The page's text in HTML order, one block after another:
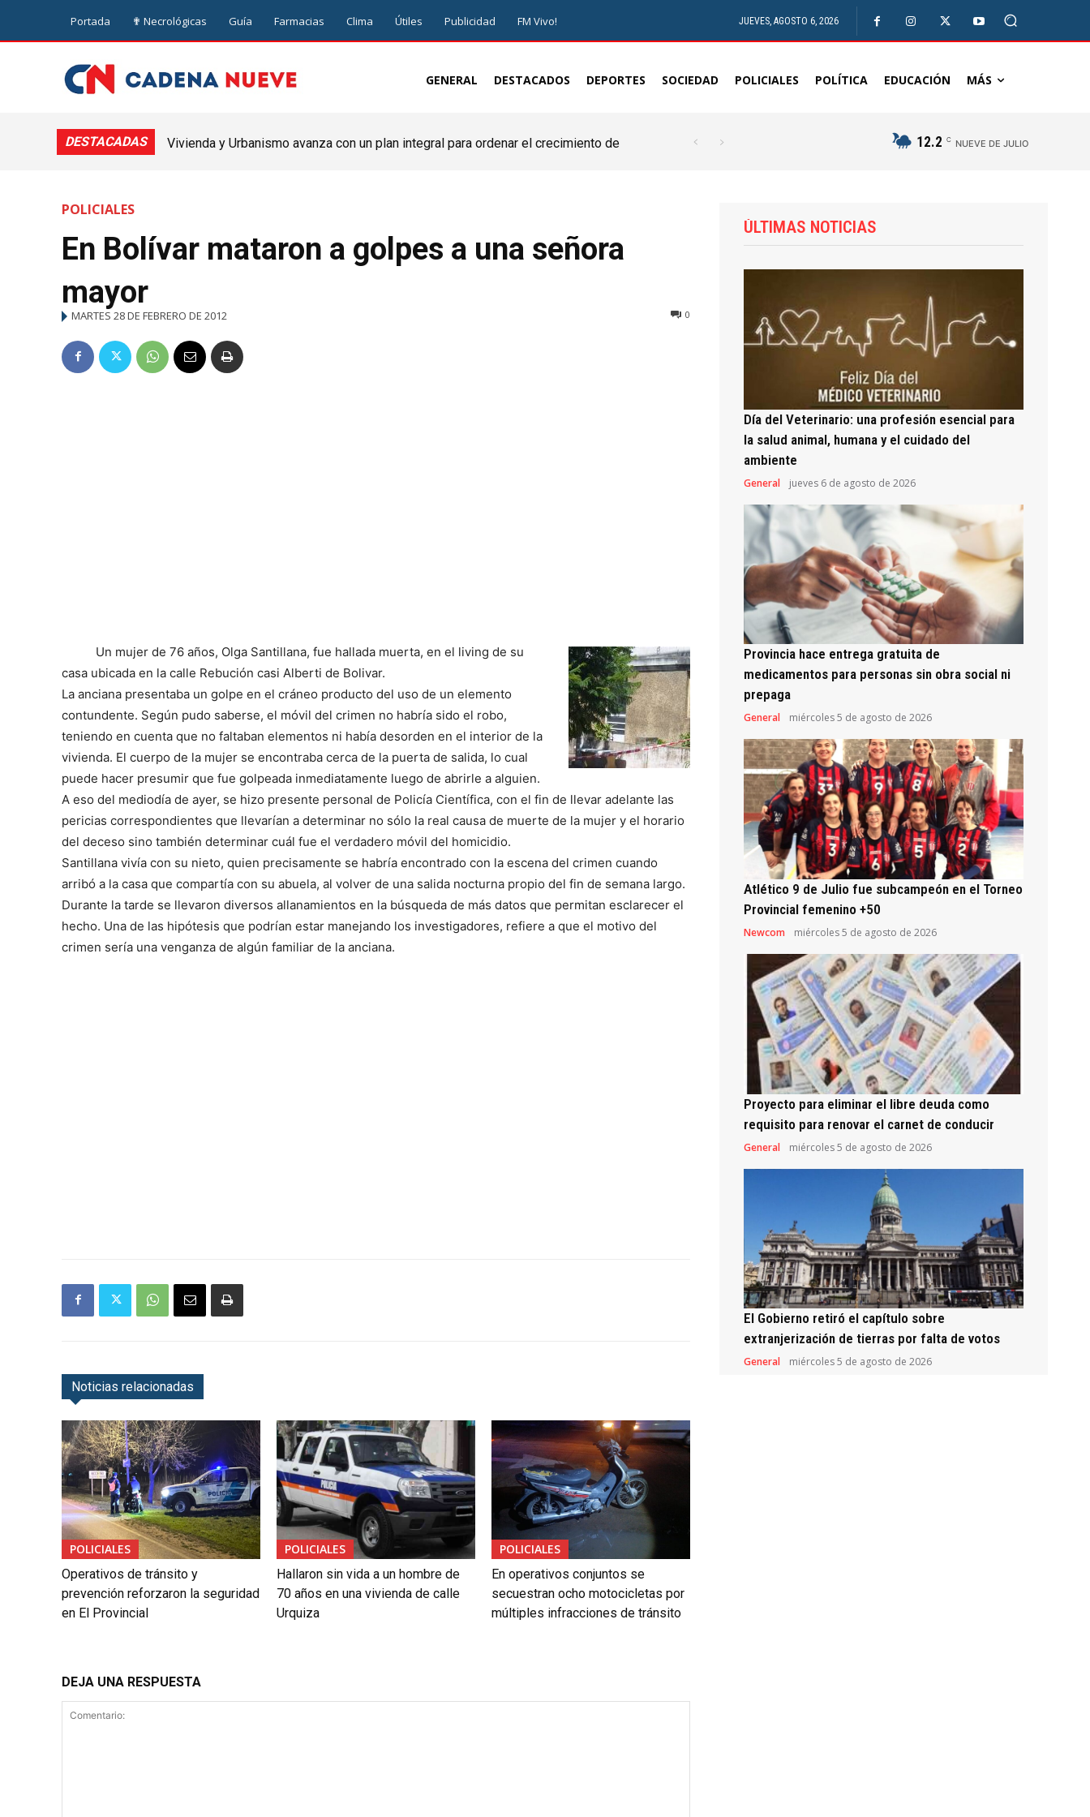
Portada ✟ Necrológicas Guía Farmacias Clima Útiles Publicidad FM Vivo! JUEVES, AGOSTO 6, 2026
GENERAL DESTACADOS DEPORTES SOCIEDAD POLICIALES POLÍTICA EDUCACIÓN MÁS
DESTACADAS
Vivienda y Urbanismo avanza con un plan integral para ordenar el crecimiento de
12.2 C NUEVE DE JULIO
POLICIALES
En Bolívar mataron a golpes a una señora
mayor
MARTES 28 DE FEBRERO DE 2012 0
Un mujer de 76 años, Olga Santillana, fue hallada muerta, en el living de su
casa ubicada en la calle Rebución casi Alberti de Bolivar.
La anciana presentaba un golpe en el cráneo producto del uso de un elemento
contundente. Según pudo saberse, el móvil del crimen no habría sido el robo,
teniendo en cuenta que no faltaban elementos ni había desorden en el interior de la
vivienda. El cuerpo de la mujer se encontraba cerca de la puerta de salida, lo cual
puede hacer presumir que fue golpeada inmediatamente luego de abrirle a alguien.
A eso del mediodía de ayer, se hizo presente personal de Policía Científica, con el fin de llevar adelante las
pericias correspondientes que llevarían a determinar no sólo la real causa de muerte de la mujer y el horario
del deceso sino también determinar cuál fue el verdadero móvil del homicidio.
Santillana vivía con su nieto, quien precisamente se habría encontrado con la escena del crimen cuando
arribó a la casa que compartía con su abuela, al volver de una salida nocturna propio del fin de semana largo.
Durante la tarde se llevaron diversos allanamientos en la búsqueda de más datos que permitan esclarecer el
hecho. Una de las hipótesis que podrían estar manejando los investigadores, refiere a que el motivo del
crimen sería una venganza de algún familiar de la anciana.
Noticias relacionadas
POLICIALES
Operativos de tránsito y
prevención reforzaron la seguridad
en El Provincial
POLICIALES
Hallaron sin vida a un hombre de
70 años en una vivienda de calle
Urquiza
POLICIALES
En operativos conjuntos se
secuestran ocho motocicletas por
múltiples infracciones de tránsito
DEJA UNA RESPUESTA
ÚLTIMAS NOTICIAS
Día del Veterinario: una profesión esencial para
la salud animal, humana y el cuidado del
ambiente
General jueves 6 de agosto de 2026
Provincia hace entrega gratuita de
medicamentos para personas sin obra social ni
prepaga
General miércoles 5 de agosto de 2026
Atlético 9 de Julio fue subcampeón en el Torneo
Provincial femenino +50
Newcom miércoles 5 de agosto de 2026
Proyecto para eliminar el libre deuda como
requisito para renovar el carnet de conducir
General miércoles 5 de agosto de 2026
El Gobierno retiró el capítulo sobre
extranjerización de tierras por falta de votos
General miércoles 5 de agosto de 2026